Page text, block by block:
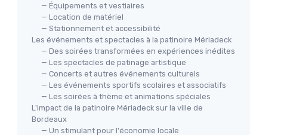
— Équipements et vestiaires
— Location de matériel
— Stationnement et accessibilité
Les événements et spectacles à la patinoire Mériadeck
— Des soirées transformées en expériences inédites
— Les spectacles de patinage artistique
— Concerts et autres événements culturels
— Les événements sportifs scolaires et associatifs
— Les soirées à thème et animations spéciales
L'impact de la patinoire Mériadeck sur la ville de
Bordeaux
— Un stimulant pour l'économie locale